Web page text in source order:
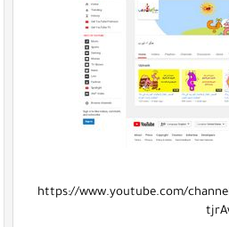
https://www.youtube.com/